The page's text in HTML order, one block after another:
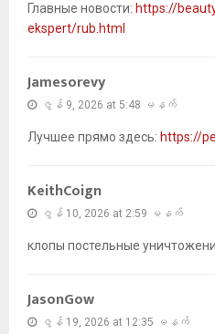
Главные новости: https://
ekspert/rub.html
Jamesorevy
ဇွန် 9, 2026 at 5:48 မနက်
Лучшее прямо здесь: https://
KeithCoign
ဇွန် 10, 2026 at 2:59 မနက်
клопы постельные
JasonGow
ဇွန် 19, 2026 at 12:35 မနက်